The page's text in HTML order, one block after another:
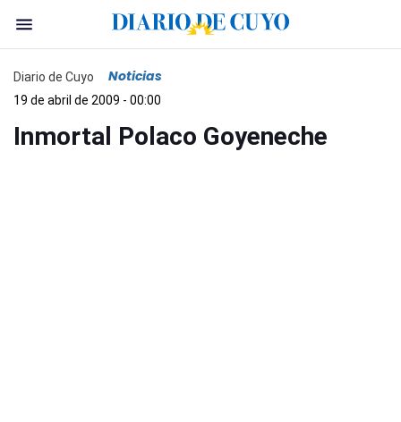
Diario de Cuyo Noticias
19 de abril de 2009 - 00:00
Inmortal Polaco Goyeneche